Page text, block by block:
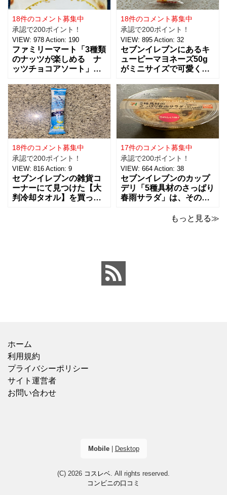
18件のコメント募集中
承認で200ポイント！
VIEW: 978 Action: 190
ファミリーマート「3種類
のナッツが楽しめる ナ
ッツチョコアソート」を
て、ワインに合わせた
り、ちょっとした休憩時
間にもおすすめ！！ 税込
238円で、３種類（アー
モンド、ピーナッツ、ヘ
ーゼルナッツ）×４個ずつ
入ったチョコアソ
18件のコメント募集中
承認で200ポイント！
VIEW: 895 Action: 32
セブンイレブンにあるキ
ューピーマヨネーズ50g
がミニサイズで可愛く
した。 お味は容器が小さ
くなっただけで、定番と
同じ味で美味しいです。
マヨネーズは好みがそれ
ぞれあるようなのですけ
ど、私はキューピー派。
ただここ最近は健
18件のコメント募集中
承認で200ポイント！
VIEW: 816 Action: 9
セブンイレブンの雑貨コ
ーナーにて見つけた【大
判冷却タオル】を買って
17件のコメント募集中
承認で200ポイント！
VIEW: 664 Action: 38
セブンイレブンのカップ
デリ「5種具材のさっぱり
春雨サラダ」は、その名
わいで、食欲がないとき
した食感と、具材
もっと見る≫
ホーム
利用規約
プライバシーポリシー
サイト運営者
お問い合わせ
Mobile| Desktop
(C) 2026 コスレベ . All rights reserved.
コンビニの口コミ